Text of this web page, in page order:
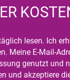
lesen. Ich
Meine E-Mail-
genutzt und
und akzeptiere